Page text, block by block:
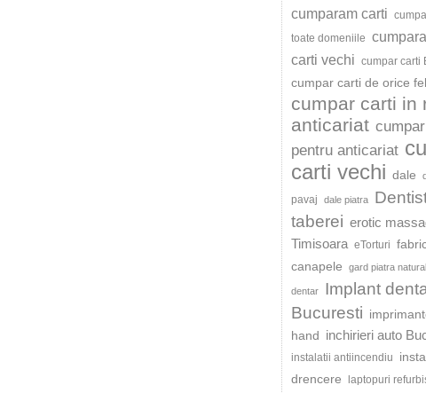
cumparam carti
toate domeniile
carti vechi cumpar carti
cumpar carti de orice fel
cumpar carti in
anticariat
pentru anticariat
carti vechi dale
pavaj dale piatra
taberei erotic
Timisoara eTorturi
canapele
gard piatra
dentar
Implant
Bucuresti
hand inchirieri auto
instalatii antiincendiu
drencere
laptopuri